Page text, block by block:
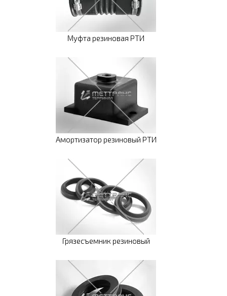
Муфта резиновая РТИ
Амортизатор резиновый РТИ
Грязесъемник резиновый